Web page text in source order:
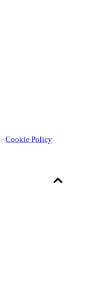
- Cookie Policy